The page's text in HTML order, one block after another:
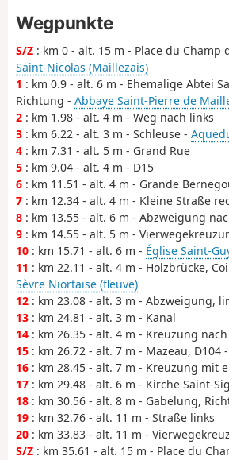
Wegpunkte
S/Z : km 0 - alt. 15 m - Place du Champ
Saint-Nicolas (Maillezais)
1 : km 0.9 - alt. 6 m - Ehemalige Abtei
Richtung - Abbaye Saint-Pierre de
2 : km 1.98 - alt. 4 m - Weg nach links
3 : km 6.22 - alt. 3 m - Schleuse -
4 : km 7.31 - alt. 5 m - Grand Rue
5 : km 9.04 - alt. 4 m - D15
6 : km 11.51 - alt. 4 m - Grande
7 : km 12.34 - alt. 4 m - Kleine Straße
8 : km 13.55 - alt. 6 m - Abzweigung
9 : km 14.55 - alt. 5 m -
10 : km 15.71 - alt. 6 m - Église Saint-
11 : km 22.11 - alt. 4 m - Holzbrücke,
Sèvre Niortaise (fleuve)
12 : km 23.08 - alt. 3 m - Abzweigung,
13 : km 24.81 - alt. 3 m - Kanal
14 : km 26.35 - alt. 4 m - Kreuzung
15 : km 26.72 - alt. 7 m - Mazeau, D104 -
16 : km 28.45 - alt. 7 m - Kreuzung mit
17 : km 29.48 - alt. 6 m - Kirche Saint-
18 : km 30.56 - alt. 8 m - Gabelung,
19 : km 32.76 - alt. 11 m - Straße links
20 : km 33.83 - alt. 11 m -
S/Z : km 35.61 - alt. 15 m - Place du